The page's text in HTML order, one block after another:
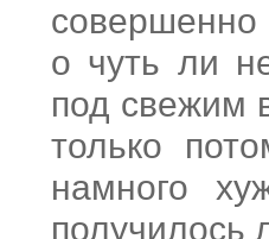
совершенно
о чуть ли
под свежим
только
намного
получилось